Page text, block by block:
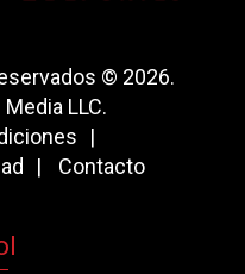
© 2026.
LLC.
Contacto